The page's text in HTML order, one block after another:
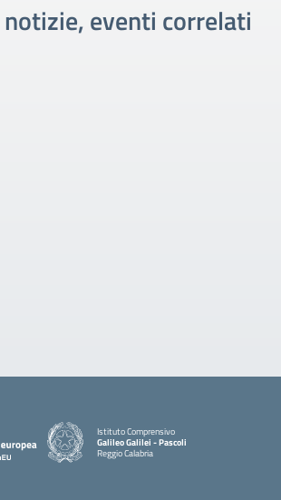
eventi correlati
Istituto Comprensivo
Galileo Galilei - Pascoli
Reggio Calabria